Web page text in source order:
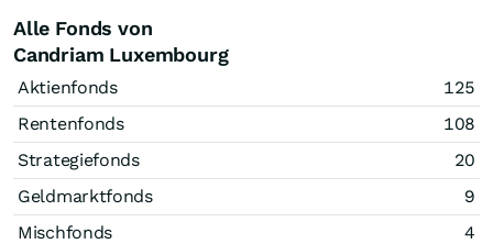
Alle Fonds von
Candriam Luxembourg
Aktienfonds
125
Rentenfonds
108
Strategiefonds
20
Geldmarktfonds
9
Mischfonds
4